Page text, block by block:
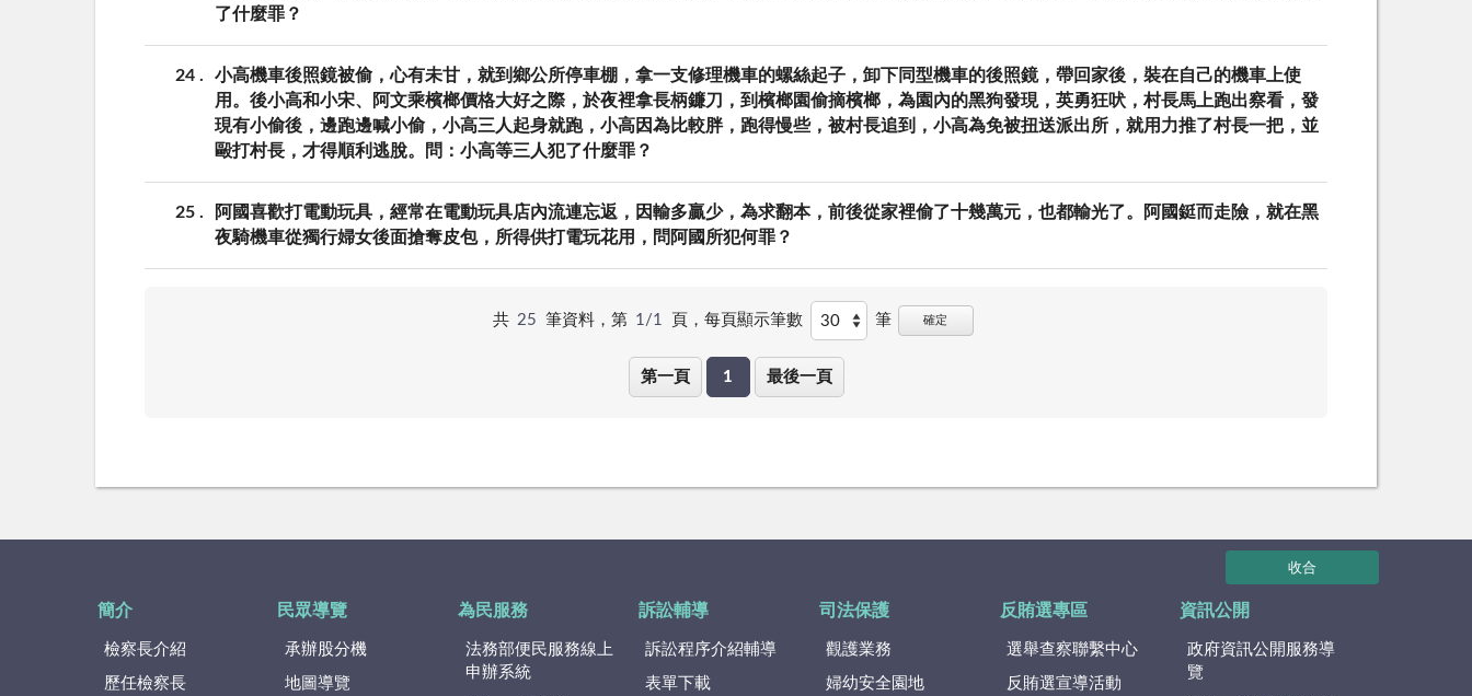
了什麼罪？
24
小高機車後照鏡被偷，心有未甘，就到鄉公所停車棚，拿一支修理機車的螺絲起子，卸下同型機車的後照鏡，帶回家後，裝在自己的機車上使
用。後小高和小宋、阿文乘檳榔價格大好之際，於夜裡拿長柄鐮刀，到檳榔園偷摘檳榔，為園內的黑狗發現，英勇狂吠，村長馬上跑出察看，發
現有小偷後，邊跑邊喊小偷，小高三人起身就跑，小高因為比較胖，跑得慢些，被村長追到，小高為免被扭送派出所，就用力推了村長一把，並
毆打村長，才得順利逃脫。問：小高等三人犯了什麼罪？
25
阿國喜歡打電動玩具，經常在電動玩具店內流連忘返，因輸多贏少，為求翻本，前後從家裡偷了十幾萬元，也都輸光了。阿國鋌而走險，就在黑
夜騎機車從獨行婦女後面搶奪皮包，所得供打電玩花用，問阿國所犯何罪？
共 25 筆資料，第 1/1 頁， 每頁顯示筆數 筆 確定
第一頁 1 最後一頁
收合
簡介
檢察長介紹
歷任檢察長
民眾導覽
承辦股分機
地圖導覽
為民服務
法務部便民服務線上
申辦系統
訴訟輔導
訴訟程序介紹輔導
表單下載
司法保護
觀護業務
婦幼安全園地
反賄選專區
選舉查察聯繫中心
反賄選宣導活動
資訊公開
政府資訊公開服務導
覽